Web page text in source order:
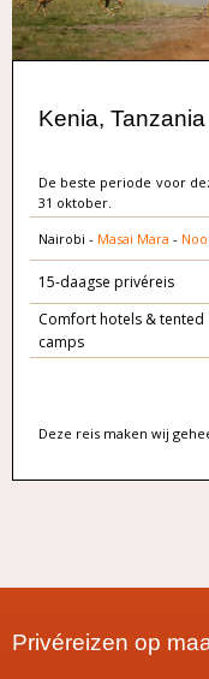
Kenia,
De beste periode voor
31 oktober.
Nairobi - Masai Mara -
15-daagse privéreis
Comfort hotels & tented
camps
Deze reis maken wij
Privéreizen op